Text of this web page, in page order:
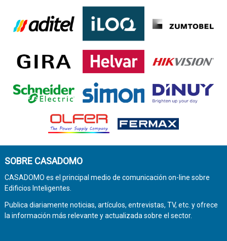
SOBRE CASADOMO
CASADOMO es el principal medio de comunicación on-line sobre
Edificios Inteligentes.
Publica diariamente noticias, artículos, entrevistas, TV, etc. y ofrece
la información más relevante y actualizada sobre el sector.